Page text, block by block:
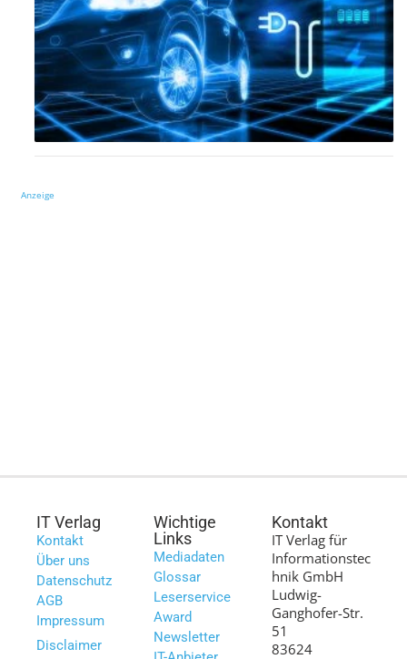
Anzeige
IT Verlag
Kontakt
Über uns
Datenschutz
AGB
Impressum
Disclaimer
Wichtige
Links
Mediadaten
Glossar
Leserservice
Award
Newsletter
Kontakt
IT Verlag für
Informationstec
hnik GmbH
Ludwig-
Ganghofer-Str.
51
83624